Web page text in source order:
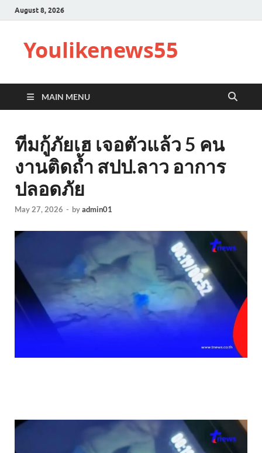
August 8, 2026
Youlikenews55
MAIN MENU
ทีมกู้ภัยเฮ เจอตัวแล้ว 5 คน
งานติดถ้ำ สปป.ลาว อาการ
ปลอดภัย
May 27, 2026 - byadmin01